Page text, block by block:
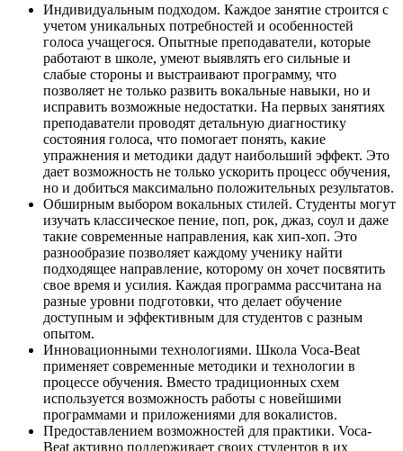
Индивидуальным подходом. Каждое занятие строится с
учетом уникальных потребностей и особенностей
голоса учащегося. Опытные преподаватели, которые
работают в школе, умеют выявлять его сильные и
слабые стороны и выстраивают программу, что
позволяет не только развить вокальные навыки, но и
исправить возможные недостатки. На первых занятиях
преподаватели проводят детальную диагностику
состояния голоса, что помогает понять, какие
упражнения и методики дадут наибольший эффект. Это
дает возможность не только ускорить процесс обучения,
но и добиться максимально положительных результатов.
Обширным выбором вокальных стилей. Студенты могут
изучать классическое пение, поп, рок, джаз, соул и даже
такие современные направления, как хип-хоп. Это
разнообразие позволяет каждому ученику найти
подходящее направление, которому он хочет посвятить
свое время и усилия. Каждая программа рассчитана на
разные уровни подготовки, что делает обучение
доступным и эффективным для студентов с разным
опытом.
Инновационными технологиями. Школа Voca-Beat
применяет современные методики и технологии в
процессе обучения. Вместо традиционных схем
используется возможность работы с новейшими
программами и приложениями для вокалистов.
Предоставлением возможностей для практики. Voca-
Beat активно поддерживает своих студентов в их